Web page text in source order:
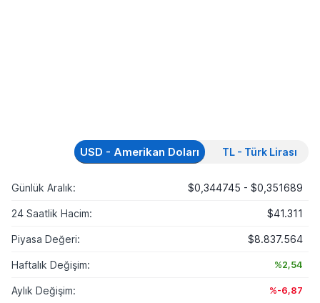
USD - Amerikan Doları TL - Türk Lirası
Günlük Aralık: $0,344745 - $0,351689
24 Saatlik Hacim: $41.311
Piyasa Değeri: $8.837.564
Haftalık Değişim: %2,54
Aylık Değişim: %-6,87